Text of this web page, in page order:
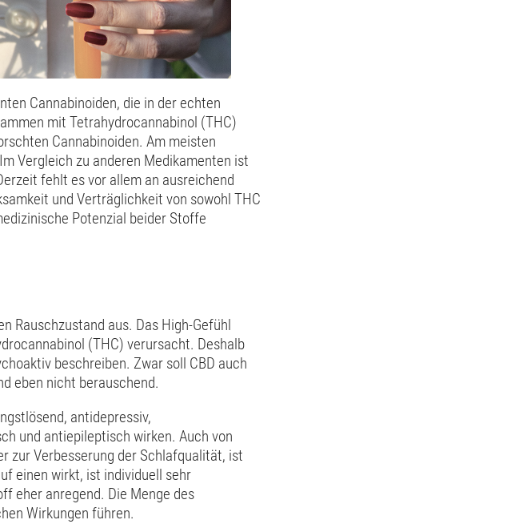
Cannabinoiden, die in der echten
mit Tetrahydrocannabinol (THC)
Cannabinoiden. Am meisten
Vergleich zu anderen Medikamenten ist
fehlt es vor allem an ausreichend
und Verträglichkeit von sowohl THC
Potenzial beider Stoffe
Rauschzustand aus. Das High-Gefühl
(THC) verursacht. Deshalb
beschreiben. Zwar soll CBD auch
eben nicht berauschend.
antidepressiv,
und antiepileptisch wirken. Auch von
zur Verbesserung der Schlafqualität, ist
einen wirkt, ist individuell sehr
eher anregend. Die Menge des
Wirkungen führen.